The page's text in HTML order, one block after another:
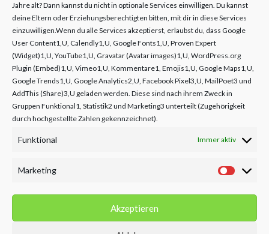
Jahre alt? Dann kannst du nicht in optionale Services einwilligen. Du kannst
deine Eltern oder Erziehungsberechtigten bitten, mit dir in diese Services
einzuwilligen.Wenn du alle Services akzeptierst, erlaubst du, dass Google
User Content1,U, Calendly1,U, Google Fonts1,U, Proven Expert
(Widget)1,U, YouTube1,U, Gravatar (Avatar images)1,U, WordPress.org
Plugin (Embed)1,U, Vimeo1,U, Kommentare1, Emojis1,U, Google Maps1,U,
Google Trends1,U, Google Analytics2,U, Facebook Pixel3,U, MailPoet3 und
AddThis (Share)3,U geladen werden. Diese sind nach ihrem Zweck in
Gruppen Funktional1, Statistik2 und Marketing3 unterteilt (Zugehörigkeit
durch hochgestellte Zahlen gekennzeichnet).
Funktional Immer aktiv
Marketing
Akzeptieren
Achenkirch 455 | A-6215 Achenkirch
Tel.:+43 5244 – 61 463
Fax: +43 5244 – 61794
Mobil:+43 650 - 44 600 62
Mail:office@physiotherapie-lechner.com
Copyright ©2021 | Physiotherapie Lechner |Impressum|